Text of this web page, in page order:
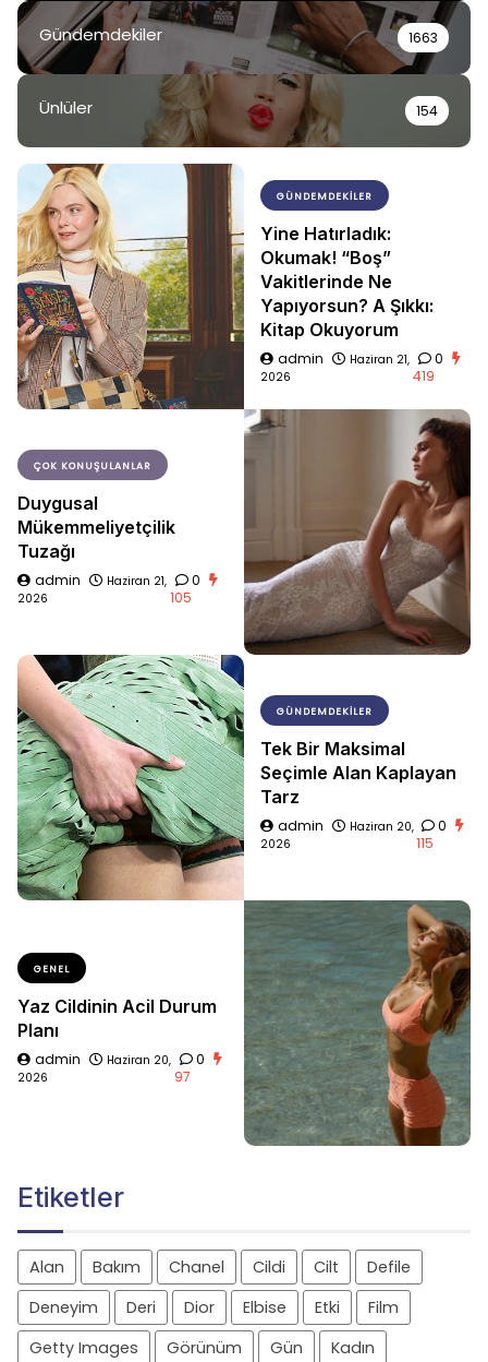
Gündemdekiler 1663
Ünlüler 154
GÜNDEMDEKILER
Yine Hatırladık:
Okumak! “Boş”
Vakitlerinde Ne
Yapıyorsun? A Şıkkı:
Kitap Okuyorum
admin
Haziran 21,
2026
0
419
ÇOK KONUŞULANLAR
Duygusal
Mükemmeliyetçilik
Tuzağı
admin
Haziran 21,
2026
0
105
GÜNDEMDEKILER
Tek Bir Maksimal
Seçimle Alan Kaplayan
Tarz
admin
Haziran 20,
2026
0
115
GENEL
Yaz Cildinin Acil Durum
Planı
admin
Haziran 20,
2026
0
97
Etiketler
Alan Bakım Chanel Cildi Cilt
Defile
Deneyim
Deri Dior Elbise Etki
Film
Getty Images
Görünüm Gün Kadın